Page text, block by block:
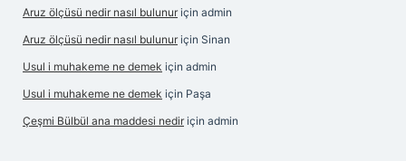
Aruz ölçüsü nedir nasıl bulunur için admin
Aruz ölçüsü nedir nasıl bulunur için Sinan
Usul i muhakeme ne demek için admin
Usul i muhakeme ne demek için Paşa
Çeşmi Bülbül ana maddesi nedir için admin